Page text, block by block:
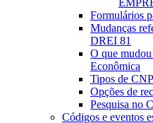
Formulários
Mudanças
DREI 81
O que
Econômica
Tipos de
Opções de
Pesquisa no
Códigos e eventos